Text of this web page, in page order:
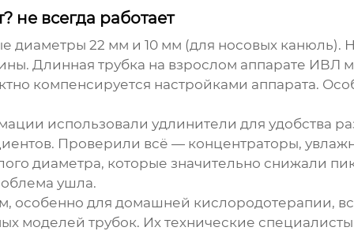
не всегда работает
диаметры 22 мм и 10 мм (для носовых канюль).
Длинная трубка на взрослом аппарате ИВЛ
компенсируется настройками аппарата.
использовали удлинители для удобства
Проверили всё — концентраторы,
диаметра, которые значительно снижали
ушла.
особенно для домашней кислородотерапии,
моделей трубок. Их технические